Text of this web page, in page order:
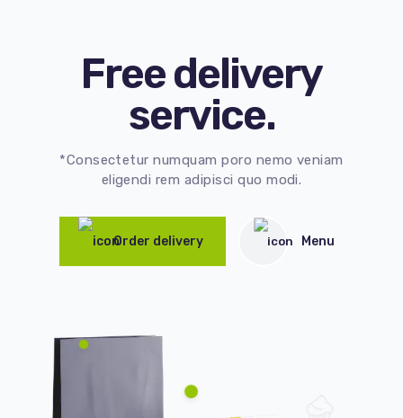
Free delivery
service.
*Consectetur numquam poro nemo veniam
eligendi rem adipisci quo modi.
Order delivery Menu